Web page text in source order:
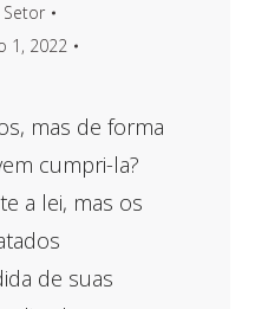
Setor
1, 2022
mas de forma
cumpri-la?
a lei, mas os
de suas